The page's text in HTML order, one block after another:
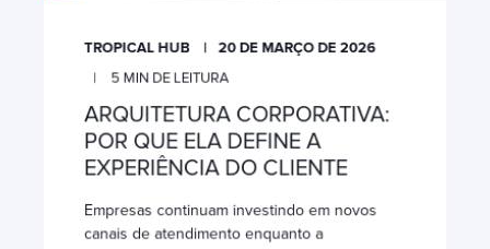
TROPICAL HUB
20 DE MARÇO DE 2026
5 MIN DE LEITURA
ARQUITETURA CORPORATIVA:
POR QUE ELA DEFINE A
EXPERIÊNCIA DO CLIENTE
Empresas continuam investindo em novos
canais de atendimento enquanto a